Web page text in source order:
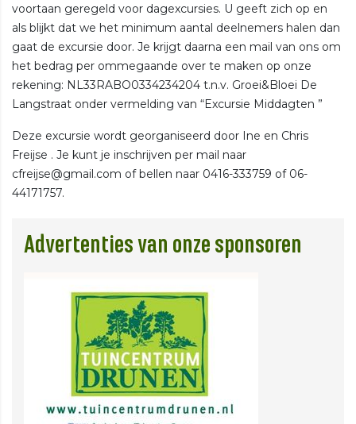
voortaan geregeld voor dagexcursies. U geeft zich op en
als blijkt dat we het minimum aantal deelnemers halen dan
gaat de excursie door. Je krijgt daarna een mail van ons om
het bedrag per ommegaande over te maken op onze
rekening: NL33RABO0334234204 t.n.v. Groei&Bloei De
Langstraat onder vermelding van “Excursie Middagten ”
Deze excursie wordt georganiseerd door Ine en Chris
Freijse . Je kunt je inschrijven per mail naar
cfreijse@gmail.com of bellen naar 0416-333759 of 06-
44171757.
Advertenties van onze sponsoren